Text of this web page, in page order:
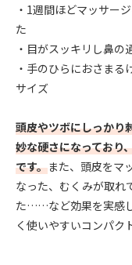
・1週間ほどマッサー
た
・目がスッキリし鼻の
・手のひらにおさま
サイズ
頭皮やツボにしっかり
妙な硬さになっており
です。また、頭皮をマ
なった、むくみが取れ
た……など効果を実感
く使いやすいコンパク